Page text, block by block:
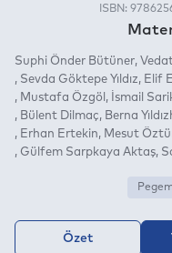
ISBN:
Suphi Önder Bütüner
Sevda Göktepe Yıldız
Elif
Mustafa Özgöl
İsmail
Bülent Dilmaç
Berna
Erhan Ertekin
Mesut
Gülfem Sarpkaya Aktaş
Özet